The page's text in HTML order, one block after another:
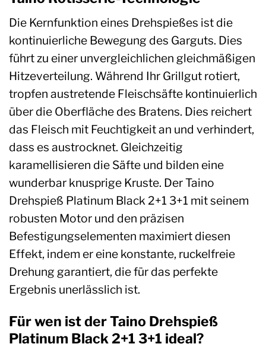
Die Kernfunktion eines Drehspießes ist die
kontinuierliche Bewegung des Garguts. Dies
führt zu einer unvergleichlichen gleichmäßigen
Hitzeverteilung. Während Ihr Grillgut rotiert,
tropfen austretende Fleischsäfte kontinuierlich
über die Oberfläche des Bratens. Dies reichert
das Fleisch mit Feuchtigkeit an und verhindert,
dass es austrocknet. Gleichzeitig
karamellisieren die Säfte und bilden eine
wunderbar knusprige Kruste. Der Taino
Drehspieß Platinum Black 2+1 3+1 mit seinem
robusten Motor und den präzisen
Befestigungselementen maximiert diesen
Effekt, indem er eine konstante, ruckelfreie
Drehung garantiert, die für das perfekte
Ergebnis unerlässlich ist.
Für wen ist der Taino Drehspieß
Platinum Black 2+1 3+1 ideal?